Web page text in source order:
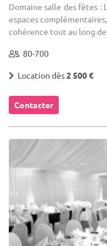
Domaine salle des fêtes :
espaces
cohérence tout au long de
80-700
Location dès2 500 €
Contacter